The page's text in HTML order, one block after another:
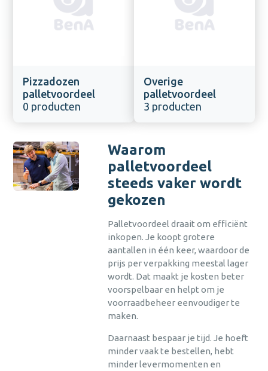
Pizzadozen
palletvoordeel
0 producten
Overige
palletvoordeel
3 producten
Waarom
palletvoordeel
steeds vaker wordt
gekozen
Palletvoordeel draait om efficiënt
inkopen. Je koopt grotere
aantallen in één keer, waardoor de
prijs per verpakking meestal lager
wordt. Dat maakt je kosten beter
voorspelbaar en helpt om je
voorraadbeheer eenvoudiger te
maken.
Daarnaast bespaar je tijd. Je hoeft
minder vaak te bestellen, hebt
minder levermomenten en